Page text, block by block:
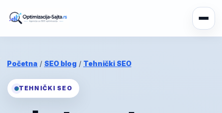
Početna / SEO blog / Tehnički SEO
TEHNIČKI SEO